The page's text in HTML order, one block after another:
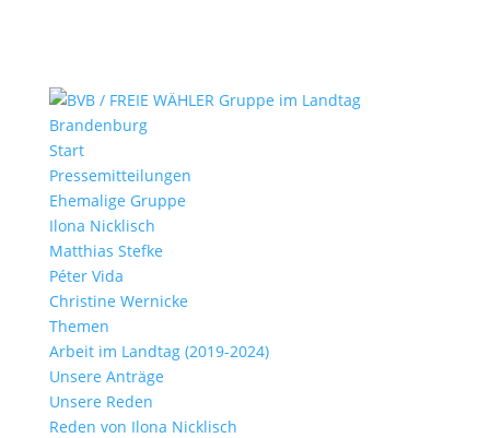
Start
Pressemitteilungen
Ehemalige Gruppe
Ilona Nicklisch
Matthias Stefke
Péter Vida
Christine Wernicke
Themen
Arbeit im Landtag (2019-2024)
Unsere Anträge
Unsere Reden
Reden von Ilona Nicklisch